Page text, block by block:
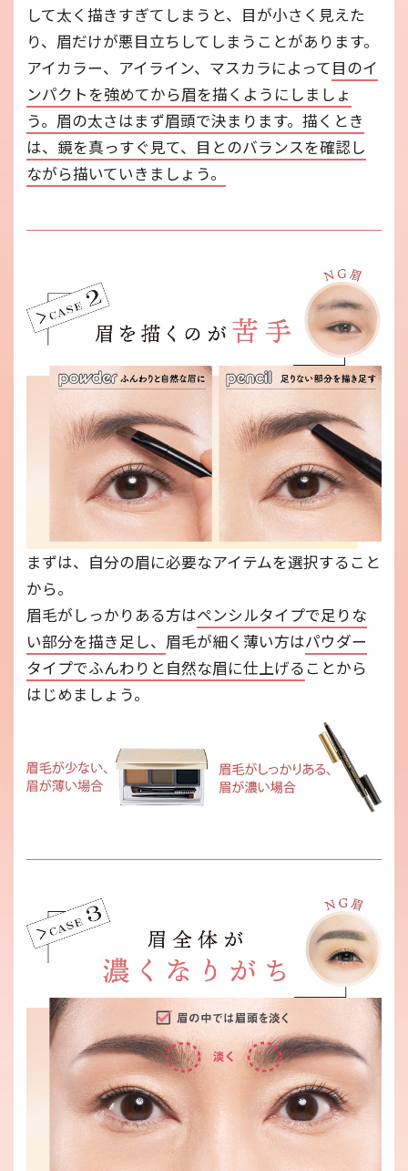
して太く描きすぎてしまうと、目が小さく見えた
り、眉だけが悪目立ちしてしまうことがあります。
アイカラー、アイライン、マスカラによって目のイ
ンパクトを強めてから眉を描くようにしましょ
う。眉の太さはまず眉頭で決まります。描くとき
は、鏡を真っすぐ見て、目とのバランスを確認し
ながら描いていきましょう。
まずは、自分の眉に必要なアイテムを選択すること
から。
眉毛がしっかりある方はペンシルタイプで足りな
い部分を描き足し、 眉毛が細く薄い方はパウダー
タイプでふんわりと自然な眉に仕上げる ことから
はじめましょう。